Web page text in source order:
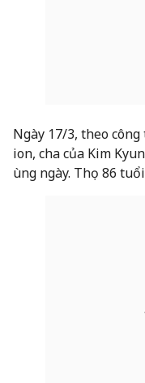
Ngày 17/3, theo
ion, cha của Kim
ùng ngày. Thọ 86